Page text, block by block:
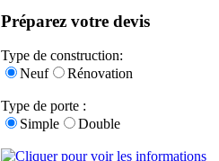
Préparez votre devis
Type de construction:
Neuf
Rénovation
Type de porte :
Simple
Double